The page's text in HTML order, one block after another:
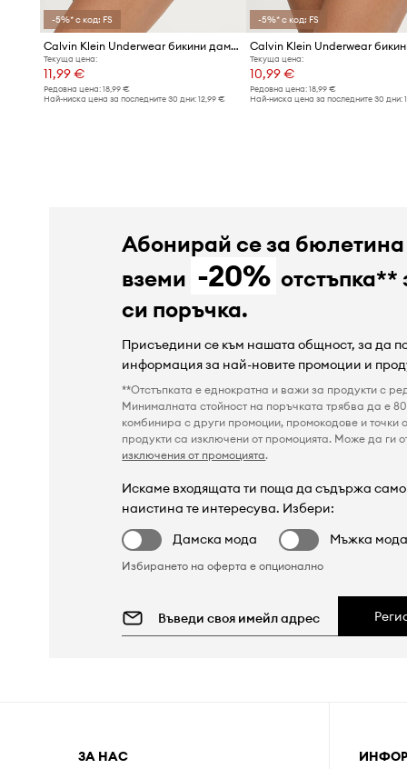
-5%* с код: FS
Calvin Klein Underwear бикини дамски от памук с еластан
Текуща цена:
11,99 €
Редовна цена: 18,99 €
Най-ниска цена за последните 30 дни: 12,99 €
-5%* с код: FS
Текуща цена:
10,99 €
Редовна цена:18,99 €
Най-ниска цена за последните 30 дни:
Абонирай се за
вземи -20% отстъпка**
си поръчка.
Присъедини се към нашата общност, за да
информация за най-новите промоции и
**Отстъпката е еднократна и важи за продукти с
Минималната стойност на поръчката трябва да е
комбинира с други промоции, промокодове и точки
продукти са изключени от промоцията. Може да ги
изключения от промоцията.
Искаме входящата ти поща да съдържа само
наистина те интересува. Избери:
Дамска мода
Мъжка мода
Избирането на оферта е опционално
ЗА НАС